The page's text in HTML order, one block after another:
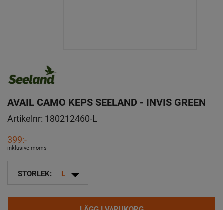
AVAIL CAMO KEPS SEELAND - INVIS GREEN
Artikelnr: 180212460-L
399:-
inklusive moms
STORLEK: L arrow_drop_down